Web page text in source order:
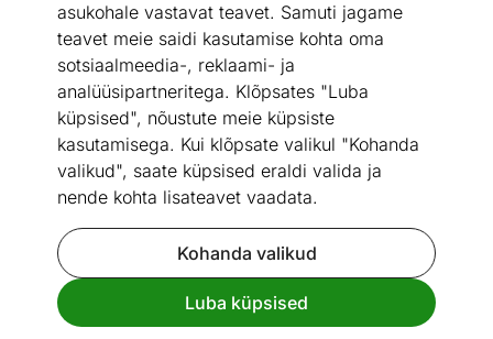
asukohale vastavat teavet. Samuti jagame
teavet meie saidi kasutamise kohta oma
sotsiaalmeedia-, reklaami- ja
analüüsipartneritega. Klõpsates "Luba
küpsised", nõustute meie küpsiste
kasutamisega. Kui klõpsate valikul "Kohanda
valikud", saate küpsised eraldi valida ja
nende kohta lisateavet vaadata.
Kohanda valikud
Luba küpsised
Go to slide 8
Vaata sarnaseid